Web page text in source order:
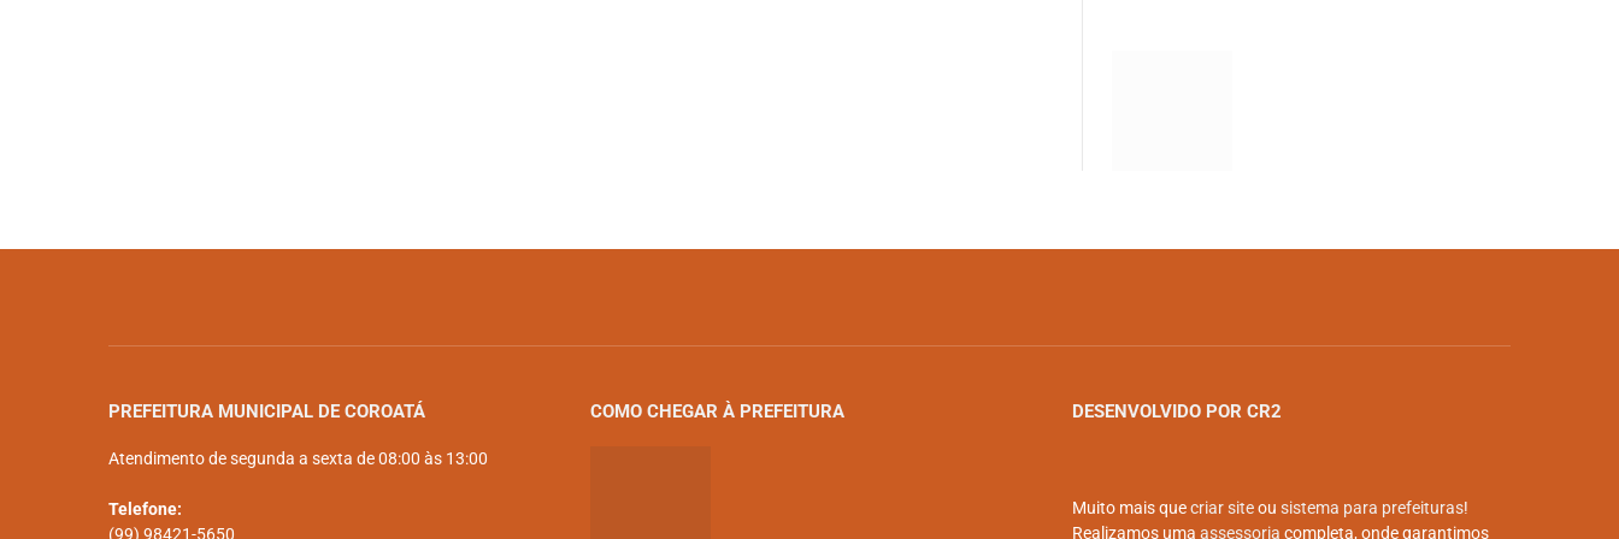
PREFEITURA MUNICIPAL DE COROATÁ
Atendimento de segunda a sexta de 08:00 às 13:00
Telefone:
(99) 98421-5650
COMO CHEGAR À PREFEITURA DESENVOLVIDO POR CR2
Muito mais quecriar siteou sistema para prefeituras!
Realizamos uma assessoria completa, onde garantimos